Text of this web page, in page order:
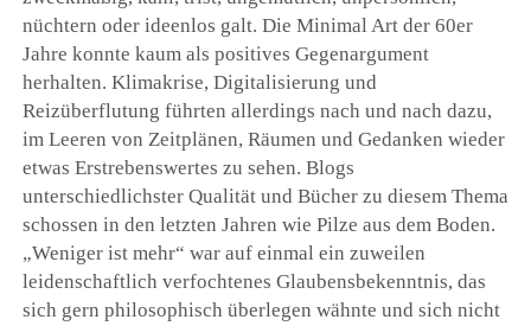
nüchtern oder ideenlos galt. Die Minimal Art der 60er
Jahre konnte kaum als positives Gegenargument
herhalten. Klimakrise, Digitalisierung und
Reizüberflutung führten allerdings nach und nach dazu,
im Leeren von Zeitplänen, Räumen und Gedanken wieder
etwas Erstrebenswertes zu sehen. Blogs
unterschiedlichster Qualität und Bücher zu diesem Thema
schossen in den letzten Jahren wie Pilze aus dem Boden.
„Weniger ist mehr“ war auf einmal ein zuweilen
leidenschaftlich verfochtenes Glaubensbekenntnis, das
sich gern philosophisch überlegen wähnte und sich nicht